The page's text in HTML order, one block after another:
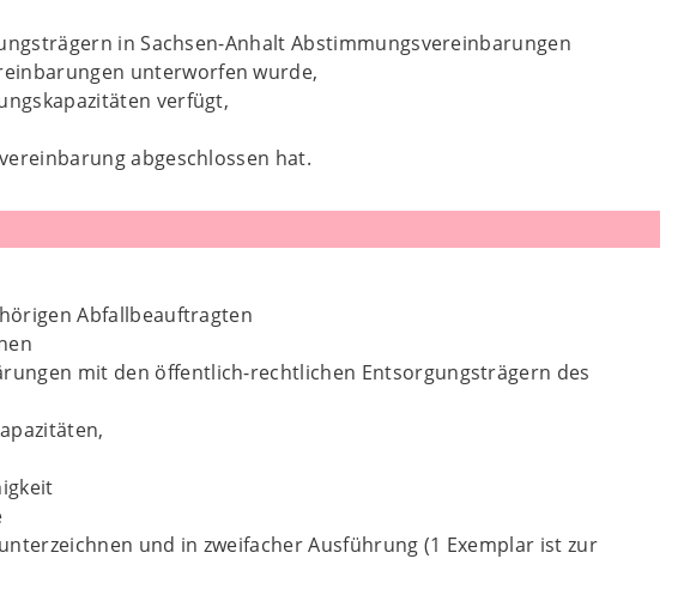
in Sachsen-Anhalt Abstimmungsvereinbarungen
unterworfen wurde,
verfügt,
abgeschlossen hat.
Abfallbeauftragten
mit den öffentlich-rechtlichen Entsorgungsträgern des
und in zweifacher Ausführung (1 Exemplar ist zur